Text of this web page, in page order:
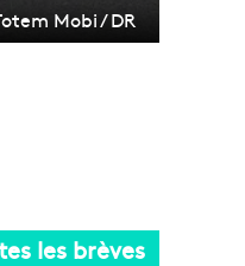
Mobi / DR
les brèves